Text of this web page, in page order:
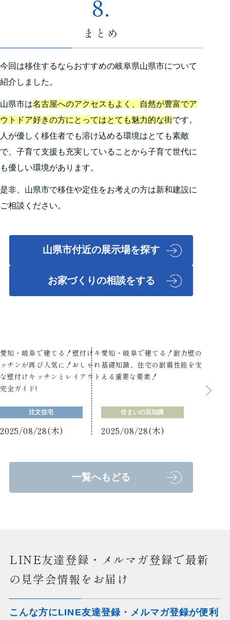
8.
まとめ
今回は移住するならおすすめの岐阜県山県市について
紹介しました。
山県市は名古屋へのアクセスもよく、自然が豊富でア
ウトドア好きの方にとってはとても魅力的な街です。
人が優しく移住者でも溶け込める環境はとても素敵
で、子育て支援も充実していることから子育て世代に
も優しい環境があります。
是非、山県市で移住や定住をお考えの方は新和建設に
ご相談ください。
山県市付近の展示場を探す
お家づくりの相談をする
愛知・岐阜で建てる！壁付けキ
ッチンが再び人気に！おしゃれ
な壁付けキッチンとレイアウト
完全ガイド!
注文住宅
2025/08/28(木)
愛知・岐阜で建てる！耐力壁の
基礎知識、住宅の耐震性能を支
える重要な要素！
住まいの豆知識
2025/08/28(木)
一覧へもどる
LINE友達登録・メルマガ登録で最新
の見学会情報をお届け
こんな方にLINE友達登録・メルマガ登録が便利